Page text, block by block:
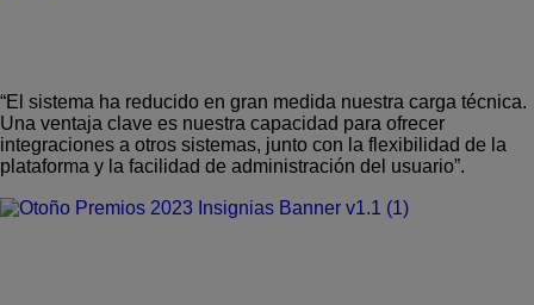
“El sistema ha reducido en gran medida nuestra carga técnica.
Una ventaja clave es nuestra capacidad para ofrecer
integraciones a otros sistemas, junto con la flexibilidad de la
plataforma y la facilidad de administración del usuario”.